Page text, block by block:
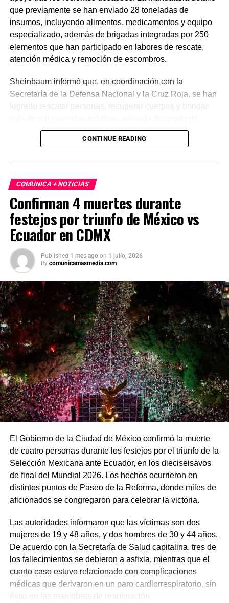
que previamente se han enviado 28 toneladas de
insumos, incluyendo alimentos, medicamentos y equipo
especializado, además de brigadas integradas por 250
elementos que han participado en labores de rescate,
atención médica y remoción de escombros.
Sheinbaum informó que, en coordinación con la
Secretaría de la Defensa Nacional y la Cruz Roja, se han
logrado rescatar personas, recuperar cuerpos y brindar
plantas de energía y materiales de apoyo. Subrayó que
estas acciones responden a solicitudes del gobierno
En otro tema, el secretario de Economía, Marcelo Ebrard,
aseguró que el Tratado entre México, Estados Unidos y
Canadá (T-MEC) se mantiene sin cambios y continúa
ofreciendo certidumbre a inversionistas, pese a los
procesos de revisión previstos. Por su parte, la presidenta
afirmó que el peso mexicano se mantiene estable frente
al dólar y reiteró que el país es seguro para visitantes,
tras los recientes incidentes registrados durante
celebraciones en la capital.
CONTINUE READING
COMUNICA + NOTICIAS
Confirman 4 muertes durante
festejos por triunfo de México vs
Ecuador en CDMX
Published 1 mes ago on 1 julio, 2026
By comunicamasmedia.com
El Gobierno de la Ciudad de México confirmó la muerte
de cuatro personas durante los festejos por el triunfo de la
Selección Mexicana ante Ecuador, en los dieciseisavos
de final del Mundial 2026. Los hechos ocurrieron en
distintos puntos de Paseo de la Reforma, donde miles de
aficionados se congregaron para celebrar la victoria.
Las autoridades informaron que las víctimas son dos
mujeres de 19 y 48 años, y dos hombres de 30 y 44 años.
De acuerdo con la Secretaría de Salud capitalina, tres de
los fallecimientos se debieron a asfixia, mientras que el
cuarto caso estuvo relacionado con complicaciones
médicas que derivaron en un paro cardiorrespiratorio, sin
éxito en las maniobras de reanimación.